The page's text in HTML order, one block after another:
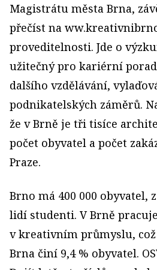
Magistrátu města Brna,
přečíst na
proveditelnosti. Jde o
užitečný pro kariérní
dalšího vzdělávání,
podnikatelských záměrů.
že v Brně je tři tisíce
počet obyvatel a počet
Praze.
Brno má 400 000
lidí studenti. V Brně
v kreativním průmyslu,
Brna činí 9,4 % obyvatel.